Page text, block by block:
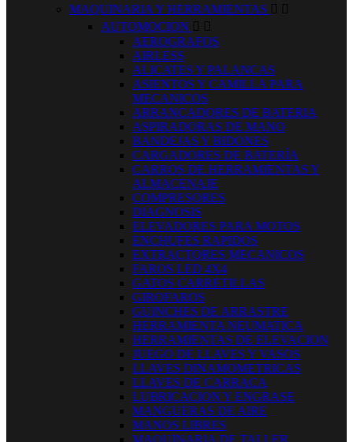
MAQUINARIA Y HERRAMIENTAS  
AUTOMOCION  
AEROGRAFOS
AIRLESS
ALICATES Y PALANCAS
ASIENTOS Y CAMILLA PARA
MECANICOS
ARRANCADORES DE BATERIA
ASPIRADORAS DE MANO
BANDEJAS Y BIDONES
CARGADORES DE BATERÍA
CARROS DE HERRAMIENTAS Y
ALMACENAJE
COMPRESORES
DIAGNOSIS
ELEVADORES PARA MOTOS
ENCHUFES RAPIDOS
EXTRACTORES MECANICOS
FAROS LED 4X4
GATOS CARRETILLAS
GIROFAROS
GUINCHES DE ARRASTRE
HERRAMIENTA NEUMATICA
HERRAMIENTAS DE ELEVACION
JUEGO DE LLAVES Y VASOS
LLAVES DINAMOMETRICAS
LLAVES DE CARRACA
LUBRICACION Y ENGRASE
MANGUERAS DE AIRE
MANOS LIBRES
MAQUINARIA DE TALLER